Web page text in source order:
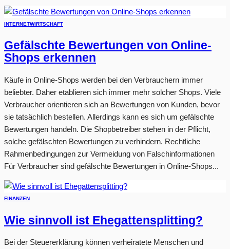
INTERNETWIRTSCHAFT
Gefälschte Bewertungen von Online-
Shops erkennen
Käufe in Online-Shops werden bei den Verbrauchern immer
beliebter. Daher etablieren sich immer mehr solcher Shops. Viele
Verbraucher orientieren sich an Bewertungen von Kunden, bevor
sie tatsächlich bestellen. Allerdings kann es sich um gefälschte
Bewertungen handeln. Die Shopbetreiber stehen in der Pflicht,
solche gefälschten Bewertungen zu verhindern. Rechtliche
Rahmenbedingungen zur Vermeidung von Falschinformationen
Für Verbraucher sind gefälschte Bewertungen in Online-Shops...
FINANZEN
Wie sinnvoll ist Ehegattensplitting?
Bei der Steuererklärung können verheiratete Menschen und